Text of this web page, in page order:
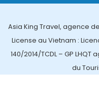
Asia King Travel, agence
License au Vietnam :
140/2014/TCDL – GP
du